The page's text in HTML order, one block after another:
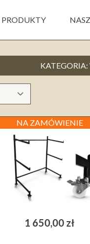
PRODUKTY
KATEGORIA:
NA ZAMÓWIENIE
1 650,00 zł